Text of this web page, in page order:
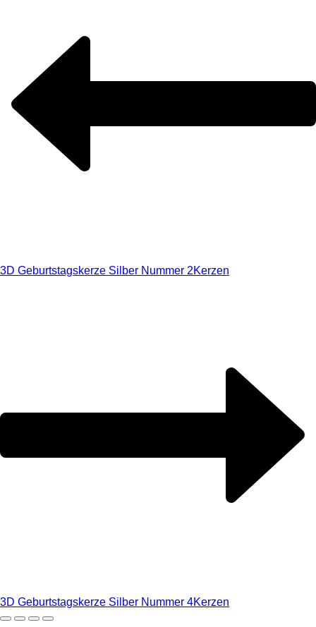
3D Geburtstagskerze Silber Nummer 2Kerzen
3D Geburtstagskerze Silber Nummer 4Kerzen